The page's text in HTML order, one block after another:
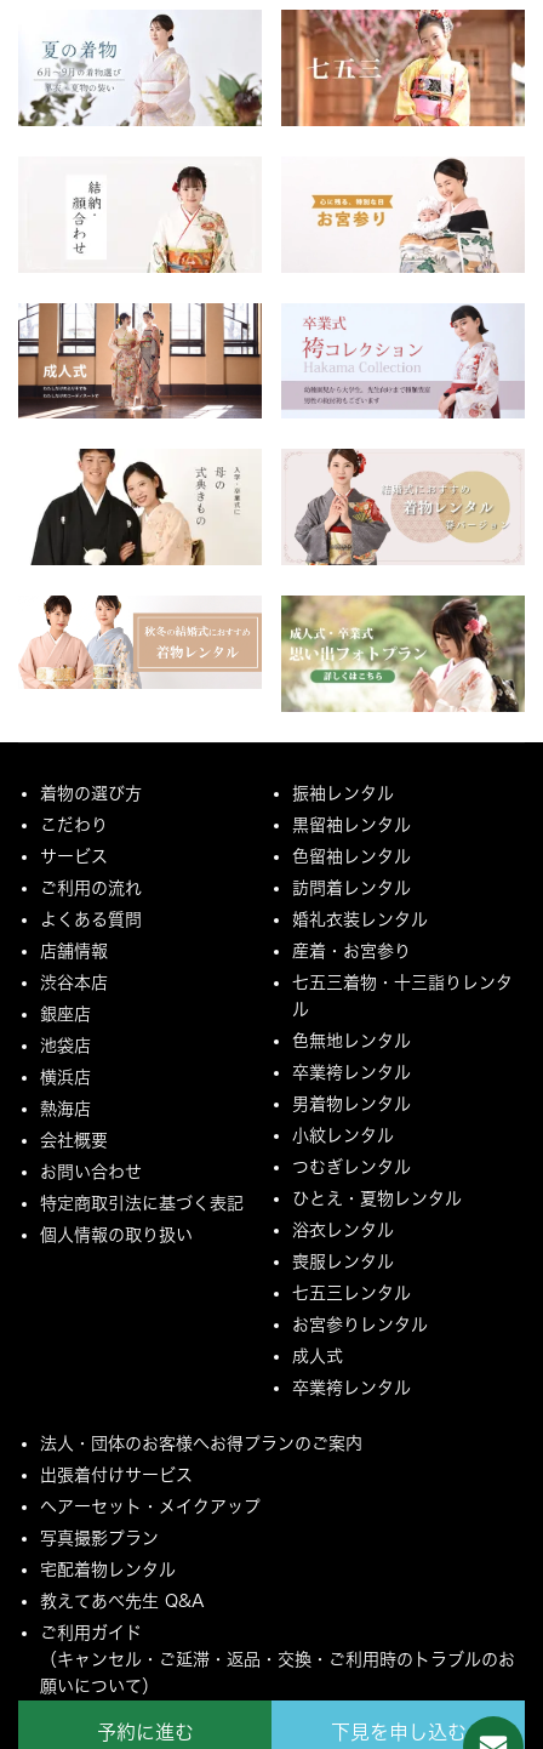
予約に進む 下見を申し込む
着物の選び方
こだわり
サービス
ご利用の流れ
よくある質問
店舗情報
渋谷本店
銀座店
池袋店
横浜店
熱海店
会社概要
お問い合わせ
特定商取引法に基づく表記
個人情報の取り扱い
振袖レンタル
黒留袖レンタル
色留袖レンタル
訪問着レンタル
婚礼衣装レンタル
産着・お宮参り
七五三着物・十三詣りレンタ
ル
色無地レンタル
卒業袴レンタル
男着物レンタル
小紋レンタル
つむぎレンタル
ひとえ・夏物レンタル
浴衣レンタル
喪服レンタル
七五三レンタル
お宮参りレンタル
成人式
卒業袴レンタル
法人・団体のお客様へお得プランのご案内
出張着付けサービス
ヘアーセット・メイクアップ
写真撮影プラン
宅配着物レンタル
教えてあべ先生 Q&A
ご利用ガイド
（キャンセル・ご延滞・返品・交換・ご利用時のトラブルのお
願いについて）